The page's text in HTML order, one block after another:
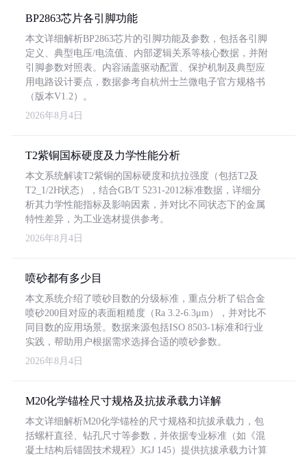
BP2863芯片各引脚功能
本文详细解析BP2863芯片的引脚功能及参数，包括各引脚
定义、典型电压/电流值、内部逻辑关系等核心数据，并附
引脚参数对照表。内容涵盖驱动配置、保护机制及典型应
用电路设计要点，数据参考自杭州士兰微电子官方规格书
（版本V1.2）。
2026年8月4日
T2紫铜国标硬度及力学性能分析
本文系统解读T2紫铜的国标硬度和抗拉强度（包括T2及
T2_1/2H状态），结合GB/T 5231-2012标准数据，详细分
析其力学性能指标及影响因素，并对比不同状态下的金属
特性差异，为工业选材提供参考。
2026年8月4日
喷砂都有多少目
本文系统介绍了喷砂目数的分级标准，重点分析了铝合金
喷砂200目对应的表面粗糙度（Ra 3.2-6.3μm），并对比不
同目数的应用场景。数据来源包括ISO 8503-1标准和行业
实践，帮助用户根据需求选择合适的喷砂参数。
2026年8月4日
M20化学锚栓尺寸规格及抗拔承载力详解
本文详细解析M20化学锚栓的尺寸规格和抗拔承载力，包
括螺杆直径、钻孔尺寸等参数，并依据专业标准（如《混
凝土结构后锚固技术规程》JGJ 145）提供抗拔承载力计算